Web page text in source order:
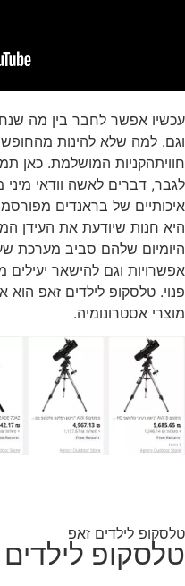
עכשיו אפשר לחבר בין מה
וגם. למה שלא להינות מהחופש
חוויתהקניות המושלמת. כאן
לגבר, דברים לאשה וודאי
איכותיים של בראנדים
היא חנות שיודעת את העידן
היומיום שלהם סביב מערכת
אפשרויות וגם להישאר יעילים
פנוי. טלסקופ לילדים זאפ הוא
מוצרי אסטרונומיה.
טלסקופ לילדים זאפ
טלסקופ